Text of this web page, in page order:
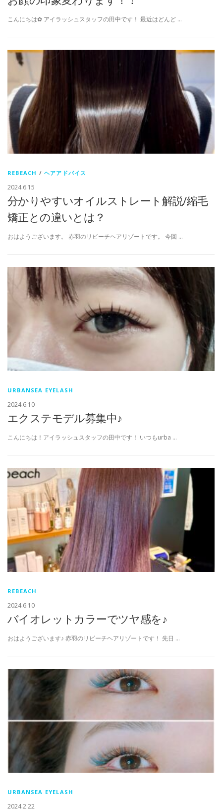
こんにちは✿ アイラッシュスタッフの田中です！ 最近はどんど …
REBEACH /ヘアアドバイス
2024.6.15
分かりやすいオイルストレート解説/縮毛
矯正との違いとは？
おはようございます。 赤羽のリビーチヘアリゾートです。 今回 …
URBANSEA EYELASH
2024.6.10
エクステモデル募集中♪
こんにちは！アイラッシュスタッフの田中です！ いつもurba …
REBEACH
2024.6.10
バイオレットカラーでツヤ感を♪
おはようございます♪ 赤羽のリビーチヘアリゾートです！ 先日 …
URBANSEA EYELASH
2024.2.22